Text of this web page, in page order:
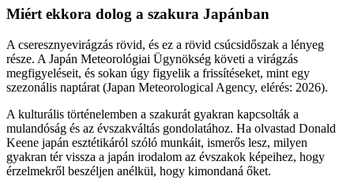
Miért ekkora dolog a szakura Japánban
A cseresznyevirágzás rövid, és ez a rövid csúcsidőszak a lényeg
része. A Japán Meteorológiai Ügynökség követi a virágzás
megfigyeléseit, és sokan úgy figyelik a frissítéseket, mint egy
szezonális naptárat (Japan Meteorological Agency, elérés: 2026).
A kulturális történelemben a szakurát gyakran kapcsolták a
mulandóság és az évszakváltás gondolatához. Ha olvastad Donald
Keene japán esztétikáról szóló munkáit, ismerős lesz, milyen
gyakran tér vissza a japán irodalom az évszakok képeihez, hogy
érzelmekről beszéljen anélkül, hogy kimondaná őket.